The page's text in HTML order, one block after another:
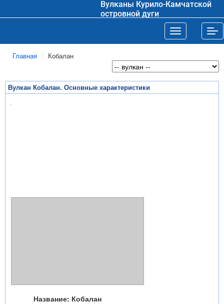
Вулканы Курило-Камчатской
островной дуги
Toggle
Главная Кобалан
Вулкан Кобалан. Основные характеристики
Название: Кобалан